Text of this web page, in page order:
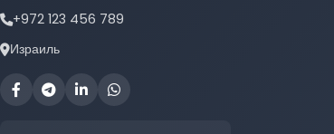
+972 123 456 789
Израиль